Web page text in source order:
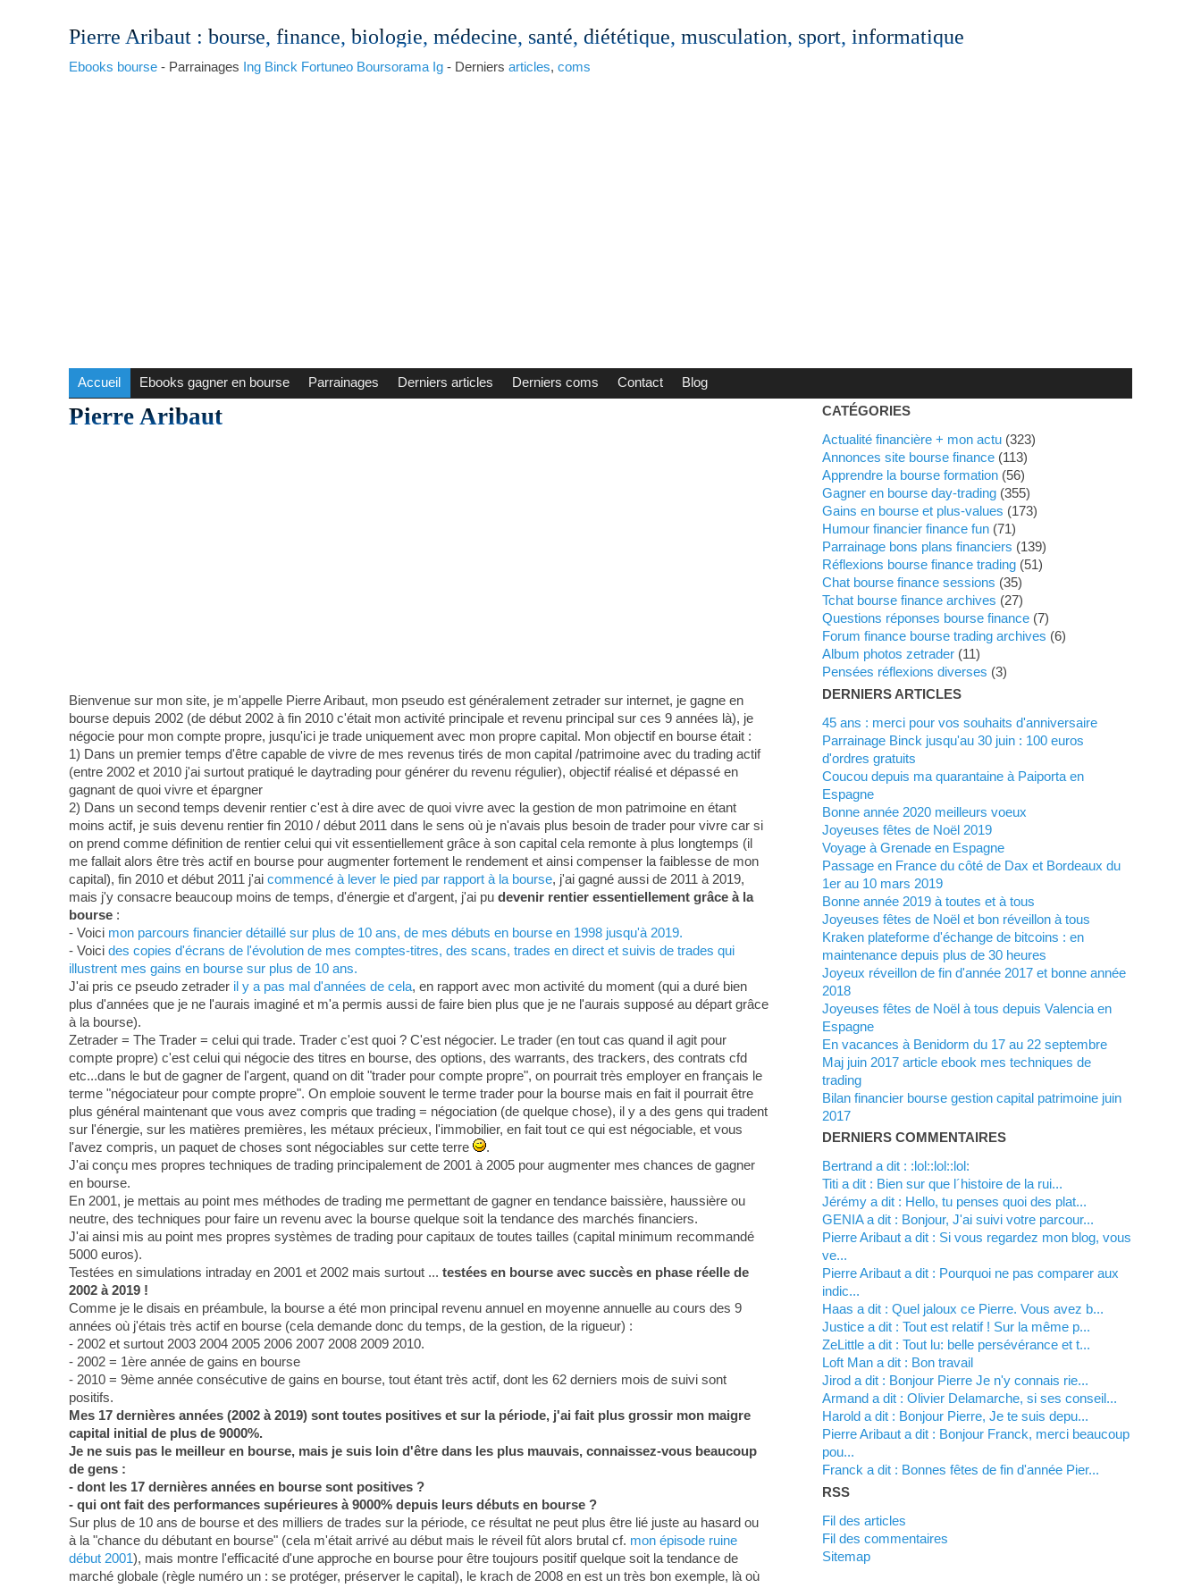
Pierre Aribaut: bourse, finance, biologie, médecine, santé, diététique, musculation, sport, informatique
Ebooks bourse- Parrainages Ing Binck Fortuneo Boursorama Ig- Derniers articles, coms
Accueil Ebooks gagner en bourse Parrainages Derniers articles Derniers coms Contact Blog
Pierre Aribaut
Bienvenue sur mon site, je m'appelle Pierre Aribaut, mon pseudo est généralement zetrader sur internet, je gagne en
bourse depuis 2002 (de début 2002 à fin 2010 c'était mon activité principale et revenu principal sur ces 9 années là), je
négocie pour mon compte propre, jusqu'ici je trade uniquement avec mon propre capital. Mon objectif en bourse était :
1) Dans un premier temps d'être capable de vivre de mes revenus tirés de mon capital /patrimoine avec du trading actif
(entre 2002 et 2010 j'ai surtout pratiqué le daytrading pour générer du revenu régulier), objectif réalisé et dépassé en
gagnant de quoi vivre et épargner
2) Dans un second temps devenir rentier c'est à dire avec de quoi vivre avec la gestion de mon patrimoine en étant
moins actif, je suis devenu rentier fin 2010 / début 2011 dans le sens où je n'avais plus besoin de trader pour vivre car si
on prend comme définition de rentier celui qui vit essentiellement grâce à son capital cela remonte à plus longtemps (il
me fallait alors être très actif en bourse pour augmenter fortement le rendement et ainsi compenser la faiblesse de mon
capital), fin 2010 et début 2011 j'ai commencé à lever le pied par rapport à la bourse, j'ai gagné aussi de 2011 à 2019,
mais j'y consacre beaucoup moins de temps, d'énergie et d'argent, j'ai pu devenir rentier essentiellement grâce à la
bourse:
- Voici mon parcours financier détaillé sur plus de 10 ans, de mes débuts en bourse en 1998 jusqu'à 2019.
- Voici des copies d'écrans de l'évolution de mes comptes-titres, des scans, trades en direct et suivis de trades qui
illustrent mes gains en bourse sur plus de 10 ans.
J'ai pris ce pseudo zetrader il y a pas mal d'années de cela, en rapport avec mon activité du moment (qui a duré bien
plus d'années que je ne l'aurais imaginé et m'a permis aussi de faire bien plus que je ne l'aurais supposé au départ grâce
à la bourse).
Zetrader = The Trader = celui qui trade. Trader c'est quoi ? C'est négocier. Le trader (en tout cas quand il agit pour
compte propre) c'est celui qui négocie des titres en bourse, des options, des warrants, des trackers, des contrats cfd
etc...dans le but de gagner de l'argent, quand on dit "trader pour compte propre", on pourrait très employer en français le
terme "négociateur pour compte propre". On emploie souvent le terme trader pour la bourse mais en fait il pourrait être
plus général maintenant que vous avez compris que trading = négociation (de quelque chose), il y a des gens qui tradent
sur l'énergie, sur les matières premières, les métaux précieux, l'immobilier, en fait tout ce qui est négociable, et vous
l'avez compris, un paquet de choses sont négociables sur cette terre
.
J'ai conçu mes propres techniques de trading principalement de 2001 à 2005 pour augmenter mes chances de gagner
en bourse.
En 2001, je mettais au point mes méthodes de trading me permettant de gagner en tendance baissière, haussière ou
neutre, des techniques pour faire un revenu avec la bourse quelque soit la tendance des marchés financiers.
J'ai ainsi mis au point mes propres systèmes de trading pour capitaux de toutes tailles (capital minimum recommandé
5000 euros).
Testées en simulations intraday en 2001 et 2002 mais surtout ... testées en bourse avec succès en phase réelle de
2002 à 2019 !
Comme je le disais en préambule, la bourse a été mon principal revenu annuel en moyenne annuelle au cours des 9
années où j'étais très actif en bourse (cela demande donc du temps, de la gestion, de la rigueur) :
- 2002 et surtout 2003 2004 2005 2006 2007 2008 2009 2010.
- 2002 = 1ère année de gains en bourse
- 2010 = 9ème année consécutive de gains en bourse, tout étant très actif, dont les 62 derniers mois de suivi sont
positifs.
Mes 17 dernières années (2002 à 2019) sont toutes positives et sur la période, j'ai fait plus grossir mon maigre
capital initial de plus de 9000%.
Je ne suis pas le meilleur en bourse, mais je suis loin d'être dans les plus mauvais, connaissez-vous beaucoup
de gens :
- dont les 17 dernières années en bourse sont positives ?
- qui ont fait des performances supérieures à 9000% depuis leurs débuts en bourse ?
Sur plus de 10 ans de bourse et des milliers de trades sur la période, ce résultat ne peut plus être lié juste au hasard ou
à la "chance du débutant en bourse" (cela m'était arrivé au début mais le réveil fût alors brutal cf. mon épisode ruine
début 2001), mais montre l'efficacité d'une approche en bourse pour être toujours positif quelque soit la tendance de
marché globale (règle numéro un : se protéger, préserver le capital), le krach de 2008 en est un très bon exemple, là où
CATÉGORIES
Actualité financière + mon actu (323)
Annonces site bourse finance (113)
Apprendre la bourse formation (56)
Gagner en bourse day-trading (355)
Gains en bourse et plus-values (173)
Humour financier finance fun (71)
Parrainage bons plans financiers (139)
Réflexions bourse finance trading (51)
Chat bourse finance sessions (35)
Tchat bourse finance archives (27)
Questions réponses bourse finance (7)
Forum finance bourse trading archives (6)
Album photos zetrader (11)
Pensées réflexions diverses (3)
DERNIERS ARTICLES
45 ans : merci pour vos souhaits d'anniversaire
Parrainage Binck jusqu'au 30 juin : 100 euros
d'ordres gratuits
Coucou depuis ma quarantaine à Paiporta en
Espagne
Bonne année 2020 meilleurs voeux
Joyeuses fêtes de Noël 2019
Voyage à Grenade en Espagne
Passage en France du côté de Dax et Bordeaux du
1er au 10 mars 2019
Bonne année 2019 à toutes et à tous
Joyeuses fêtes de Noël et bon réveillon à tous
Kraken plateforme d'échange de bitcoins : en
maintenance depuis plus de 30 heures
Joyeux réveillon de fin d'année 2017 et bonne année
2018
Joyeuses fêtes de Noël à tous depuis Valencia en
Espagne
En vacances à Benidorm du 17 au 22 septembre
Maj juin 2017 article ebook mes techniques de
trading
Bilan financier bourse gestion capital patrimoine juin
2017
DERNIERS COMMENTAIRES
Bertrand a dit : :lol::lol::lol:
titi a dit : Bien sur que l´histoire de la rui...
Jérémy a dit : Hello, tu penses quoi des plat...
GENIA a dit : Bonjour, J'ai suivi votre parcour...
Pierre Aribaut a dit : Si vous regardez mon blog, vous
ve...
Pierre Aribaut a dit : Pourquoi ne pas comparer aux
indic...
Haas a dit : Quel jaloux ce Pierre. Vous avez b...
justice a dit : Tout est relatif ! Sur la même p...
zeLittle a dit : Tout lu: belle persévérance et t...
Loft Man a dit : Bon travail
Jirod a dit : Bonjour Pierre Je n'y connais rie...
Armand a dit : Olivier Delamarche, si ses conseil...
harold a dit : Bonjour Pierre, Je te suis depu...
Pierre Aribaut a dit : Bonjour Franck, merci beaucoup
pou...
franck a dit : Bonnes fêtes de fin d'année Pier...
RSS
Fil des articles
Fil des commentaires
Sitemap